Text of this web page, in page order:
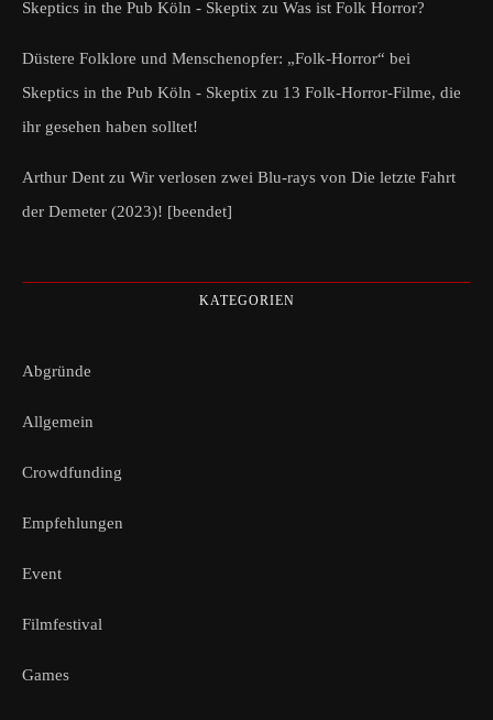
Skeptics in the Pub Köln - Skeptix zu Was ist Folk Horror?
Düstere Folklore und Menschenopfer: „Folk-Horror“ bei
Skeptics in the Pub Köln - Skeptix zu 13 Folk-Horror-Filme, die
ihr gesehen haben solltet!
Arthur Dent zu Wir verlosen zwei Blu-rays von Die letzte Fahrt
der Demeter (2023)! [beendet]
KATEGORIEN
Abgründe
Allgemein
Crowdfunding
Empfehlungen
Event
Filmfestival
Games